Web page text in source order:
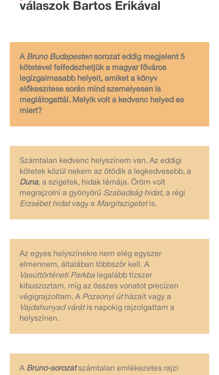
válaszok Bartos Erikával
A Brúnó Budapestensorozat eddig megjelent 5
kötetével felfedezhetjük a magyar főváros
legizgalmasabb helyeit, amiket a könyv
előkészítése során mind személyesen is
meglátogattál. Melyik volt a kedvenc helyed és
miért?
Számtalan kedvenc helyszínem van. Az eddigi
kötetek közül nekem az ötödik a legkedvesebb, a
Duna, a szigetek, hidak témája. Öröm volt
megrajzolni a gyönyörű Szabadság hidat, a régi
Erzsébet hidatvagy a Margitszigetetis.
Az egyes helyszínekre nem elég egyszer
elmennem, általában többször kell. A
Vasúttörténeti Parkba legalább tízszer
kibuszoztam, míg az összes vonatot precízen
végigrajzoltam. A Pozsonyi útházait vagy a
Vajdahunyad várátis napokig rajzolgattam a
helyszínen.
A Brúnó-sorozatszámtalan emlékezetes rajzi